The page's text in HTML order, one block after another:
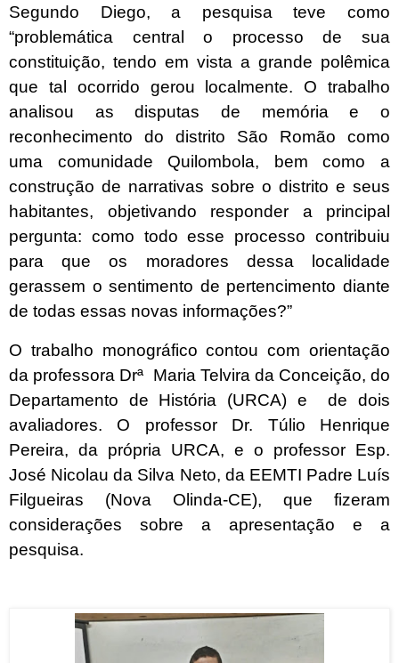
Segundo Diego, a pesquisa teve como
“problemática central o processo de sua
constituição, tendo em vista a grande polêmica
que tal ocorrido gerou localmente. O trabalho
analisou as disputas de memória e o
reconhecimento do distrito São Romão como
uma comunidade Quilombola, bem como a
construção de narrativas sobre o distrito e seus
habitantes, objetivando responder a principal
pergunta: como todo esse processo contribuiu
para que os moradores dessa localidade
gerassem o sentimento de pertencimento diante
de todas essas novas informações?”
O trabalho monográfico contou com orientação
da professora Drª Maria Telvira da Conceição, do
Departamento de História (URCA) e de dois
avaliadores. O professor Dr. Túlio Henrique
Pereira, da própria URCA, e o professor Esp.
José Nicolau da Silva Neto, da EEMTI Padre Luís
Filgueiras (Nova Olinda-CE), que fizeram
considerações sobre a apresentação e a
pesquisa.